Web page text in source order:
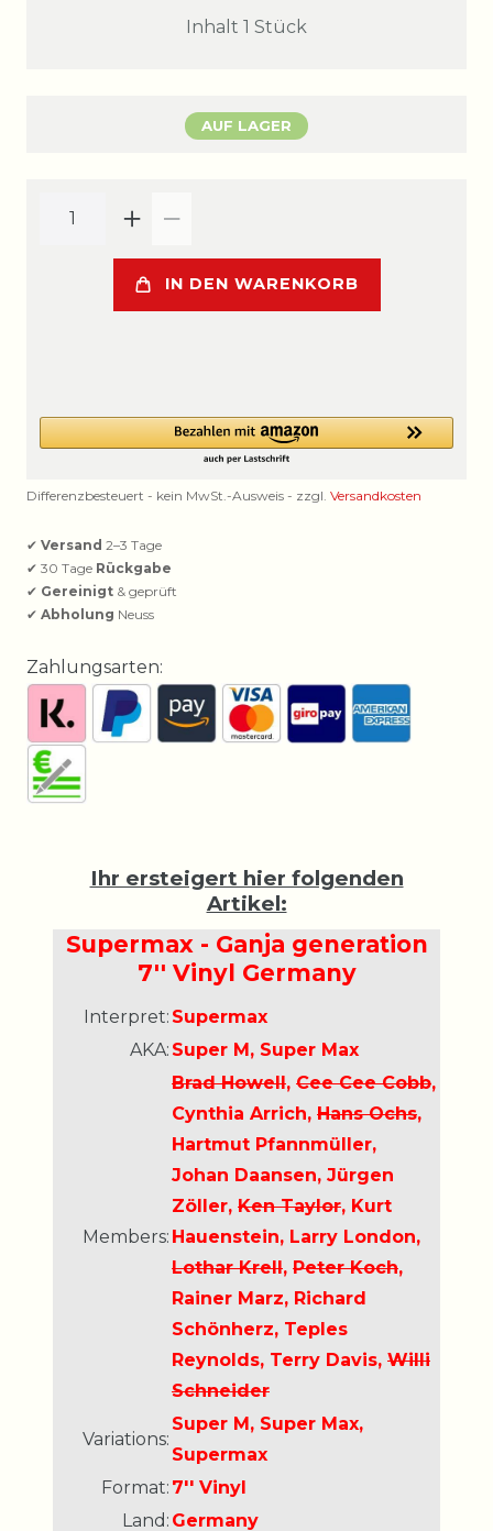
Inhalt 1 Stück
AUF LAGER
IN DEN WARENKORB
Differenzbesteuert - kein MwSt.-Ausweis - zzgl. Versandkosten
✔ Versand 2–3 Tage
✔ 30 Tage Rückgabe
✔ Gereinigt & geprüft
✔ Abholung Neuss
Zahlungsarten:
Ihr ersteigert hier folgenden
Artikel:
Supermax - Ganja generation
7'' Vinyl Germany
Interpret: Supermax
AKA: Super M, Super Max
Members:
Brad Howell, Cee Cee Cobb,
Cynthia Arrich, Hans Ochs,
Hartmut Pfannmüller,
Johan Daansen, Jürgen
Zöller, Ken Taylor, Kurt
Hauenstein, Larry London,
Lothar Krell, Peter Koch,
Rainer Marz, Richard
Schönherz, Teples
Reynolds, Terry Davis, Willi
Schneider
Variations:
Super M, Super Max,
Supermax
Format: 7'' Vinyl
Land: Germany